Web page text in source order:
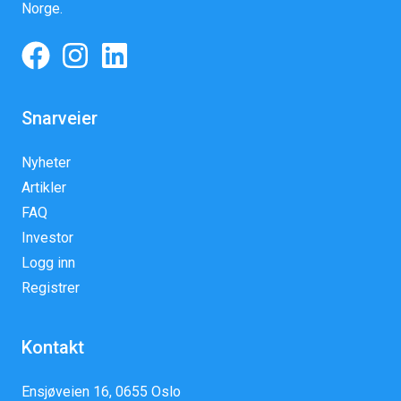
Norge.
Snarveier
Nyheter
Artikler
FAQ
Investor
Logg inn
Registrer
Kontakt
Ensjøveien 16, 0655 Oslo